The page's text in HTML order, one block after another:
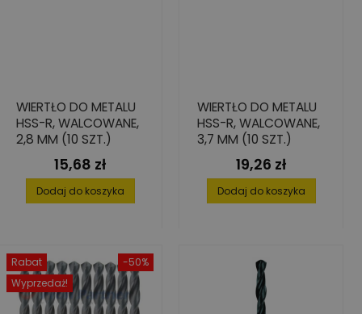
WIERTŁO DO METALU
HSS-R, WALCOWANE,
2,8 MM (10 SZT.)
Cena
15,68 zł
Dodaj do koszyka
WIERTŁO DO METALU
HSS-R, WALCOWANE,
3,7 MM (10 SZT.)
Cena
19,26 zł
Dodaj do koszyka
-50%
Rabat
Wyprzedaż!